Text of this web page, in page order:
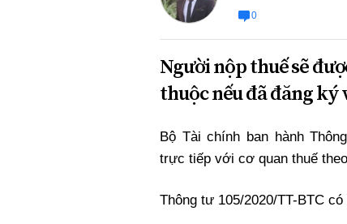
0
Người nộp thuế sẽ
thuộc nếu đã đăng ký
Bộ Tài chính ban hành
trực tiếp với cơ quan thuế
Thông tư 105/2020/TT-BTC